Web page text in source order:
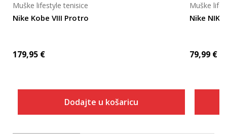
Nike Kobe VIII Protro
Muške lifestyle tenisice
179,95 €
Dodajte u košaricu
Nike NIKE
Muške
79,99 €